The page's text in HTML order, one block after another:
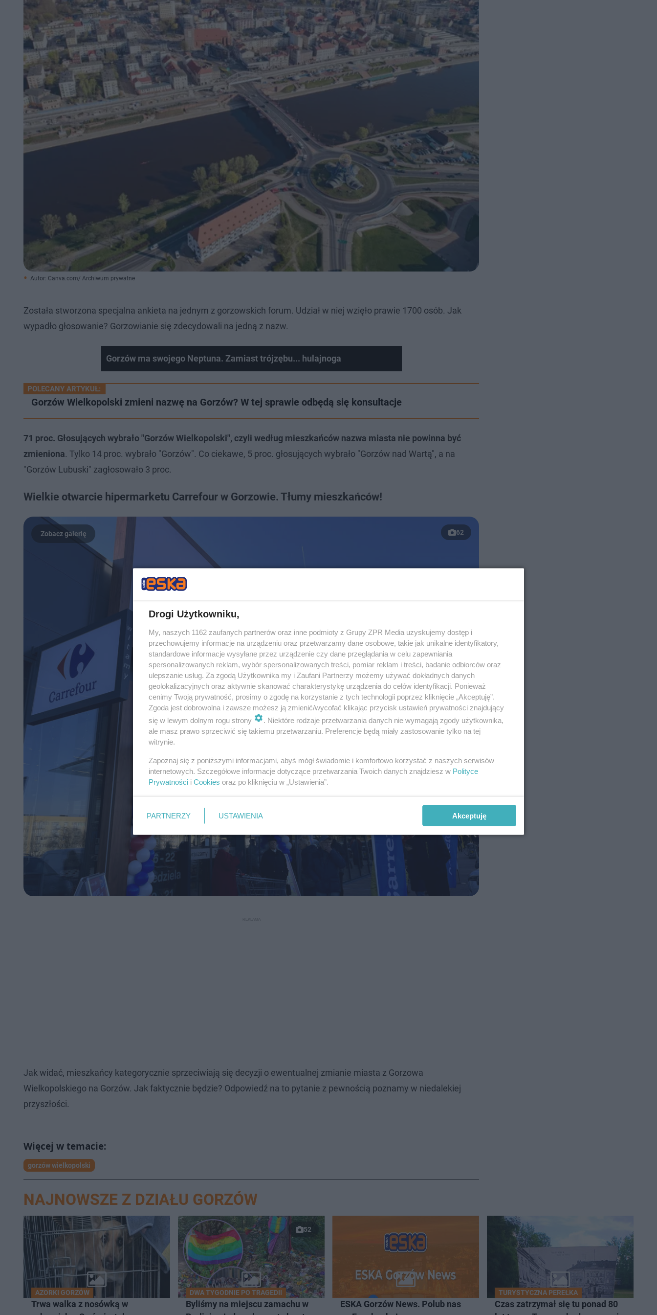
Autor: Canva.com/ Archiwum prywatne
Została stworzona specjalna ankieta na jednym z gorzowskich forum. Udział w niej wzięło prawie 1700 osób. Jak
wypadło głosowanie? Gorzowianie się zdecydowali na jedną z nazw.
Gorzów ma swojego Neptuna. Zamiast trójzębu... hulajnoga
POLECANY ARTYKUŁ:
Gorzów Wielkopolski zmieni nazwę na Gorzów? W tej sprawie odbędą się konsultacje
71 proc. Głosujących wybrało "Gorzów Wielkopolski", czyli według mieszkańców nazwa miasta nie powinna być
zmieniona. Tylko 14 proc. wybrało "Gorzów". Co ciekawe, 5 proc. głosujących wybrało "Gorzów nad Wartą", a na
"Gorzów Lubuski" zagłosowało 3 proc.
Wielkie otwarcie hipermarketu Carrefour w Gorzowie. Tłumy mieszkańców!
62
Jak widać, mieszkańcy kategorycznie sprzeciwiają się decyzji o ewentualnej zmianie miasta z Gorzowa
Wielkopolskiego na Gorzów. Jak faktycznie będzie? Odpowiedź na to pytanie z pewnością poznamy w niedalekiej
przyszłości.
gorzów wielkopolski
NAJNOWSZE Z DZIAŁU GORZÓW
AZORKI GORZÓW
Trwa walka z nosówką w
52
DWA TYGODNIE PO TRAGEDII
Byliśmy na miejscu zamachu w
ESKA Gorzów News. Polub nas
TURYSTYCZNA PEREŁKA
Czas zatrzymał się tu ponad 80
Drogi Użytkowniku,
My, naszych 1162 zaufanych partnerów oraz inne podmioty z Grupy ZPR Media uzyskujemy dostęp i
przechowujemy informacje na urządzeniu oraz przetwarzamy dane osobowe, takie jak unikalne identyfikatory,
standardowe informacje wysyłane przez urządzenie czy dane przeglądania w celu zapewniania
spersonalizowanych reklam, wybór spersonalizowanych treści, pomiar reklam i treści, badanie odbiorców oraz
ulepszanie usług. Za zgodą Użytkownika my i Zaufani Partnerzy możemy używać dokładnych danych
geolokalizacyjnych oraz aktywnie skanować charakterystykę urządzenia do celów identyfikacji. Ponieważ
cenimy Twoją prywatność, prosimy o zgodę na korzystanie z tych technologii poprzez kliknięcie „Akceptuję”.
Zgoda jest dobrowolna i zawsze możesz ją zmienić/wycofać klikając przycisk ustawień prywatności znajdujący
się w lewym dolnym rogu strony
. Niektóre rodzaje przetwarzania danych nie wymagają zgody użytkownika,
ale masz prawo sprzeciwić się takiemu przetwarzaniu. Preferencje będą miały zastosowanie tylko na tej
witrynie.
Zapoznaj się z poniższymi informacjami, abyś mógł świadomie i komfortowo korzystać z naszych serwisów
internetowych. Szczegółowe informacje dotyczące przetwarzania Twoich danych znajdziesz w Polityce
Prywatności i Cookies oraz po kliknięciu w „Ustawienia”.
PARTNERZY USTAWIENIA Akceptuję